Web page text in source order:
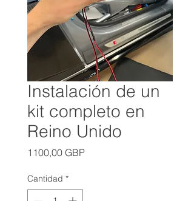
Instalación de un
kit completo en
Reino Unido
1100,00 GBPPrecio
Cantidad *